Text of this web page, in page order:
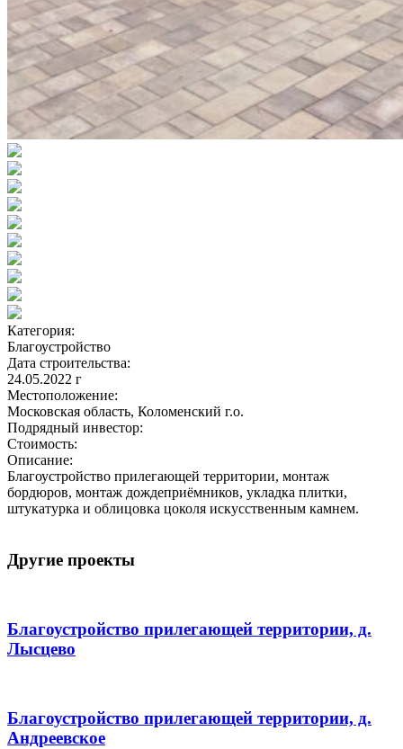
Категория:
Благоустройство
Дата строительства:
24.05.2022 г
Местоположение:
Московская область, Коломенский г.о.
Подрядный инвестор:
Стоимость:
Описание:
Благоустройство прилегающей территории, монтаж
бордюров, монтаж дождеприёмников, укладка плитки,
штукатурка и облицовка цоколя искусственным камнем.
Другие проекты
Благоустройство прилегающей территории, д.
Лысцево
Благоустройство прилегающей территории, д.
Андреевское